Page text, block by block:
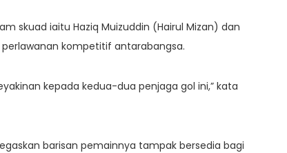
skuad iaitu Haziq Muizuddin (Hairul Mizan) dan
kompetitif antarabangsa.
kepada kedua-dua penjaga gol ini,” kata
barisan pemainnya tampak bersedia bagi